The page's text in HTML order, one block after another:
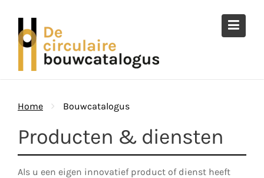
naar
inhoud
Home Bouwcatalogus
Producten & diensten
Als u een eigen innovatief product of dienst heeft